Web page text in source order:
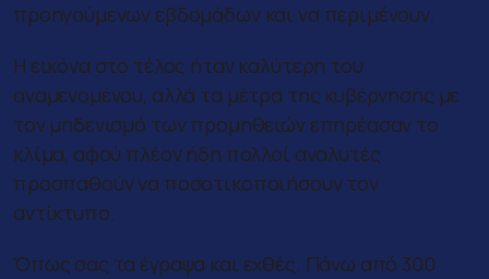
προηγούμενων εβδομάδων και να περιμένουν.
Η εικόνα στο τέλος ήταν καλύτερη του
αναμενομένου, αλλά τα μέτρα της κυβέρνησης με
τον μηδενισμό των προμηθειών επηρέασαν το
κλίμα, αφού πλέον ήδη πολλοί αναλυτές
προσπαθούν να ποσοτικοποιήσουν τον
αντίκτυπο.
Όπως σας τα έγραψα και εχθές. Πάνω από 300